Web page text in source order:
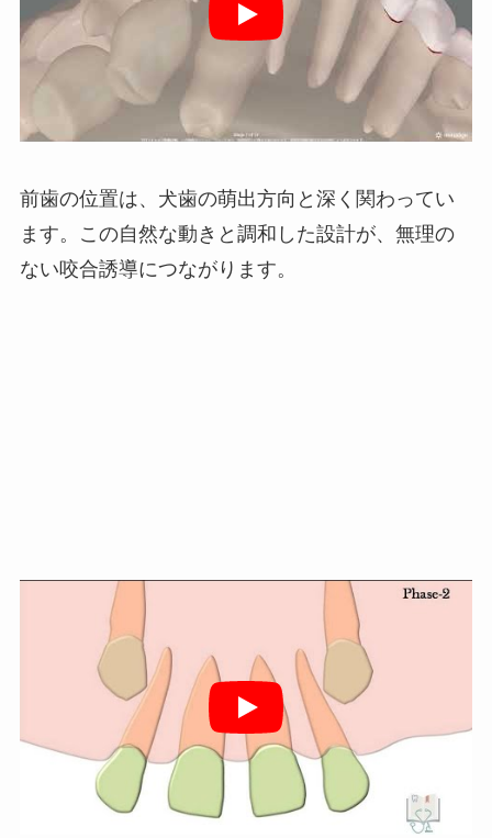
前歯の位置は、犬歯の萌出方向と深く関わってい
ます。この自然な動きと調和した設計が、無理の
ない咬合誘導につながります。